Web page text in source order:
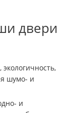
двери
экологичность,
шумо- и
и